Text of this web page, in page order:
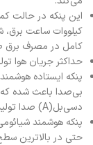
کیلووات ساعت برق،
کامل در مصرف برق
حداکثر جریان هوا تولید شده
دسی‌بل(A) صدا تولید کند.
پنکه هوشمند